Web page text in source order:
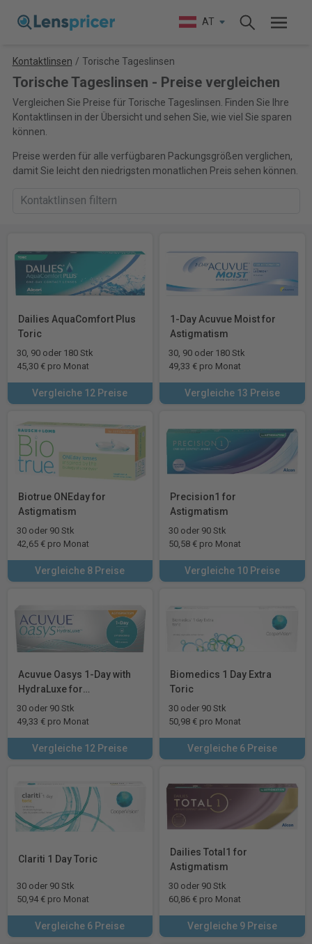
AT
Kontaktlinsen / Torische Tageslinsen
Torische Tageslinsen - Preise vergleichen
Vergleichen Sie Preise für Torische Tageslinsen. Finden Sie Ihre
Kontaktlinsen in der Übersicht und sehen Sie, wie viel Sie sparen
können.
Preise werden für alle verfügbaren Packungsgrößen verglichen,
damit Sie leicht den niedrigsten monatlichen Preis sehen können.
Dailies AquaComfort Plus
Toric
30, 90 oder 180 Stk
45,30 € pro Monat
Vergleiche 12 Preise
1-Day Acuvue Moist for
Astigmatism
30, 90 oder 180 Stk
49,33 € pro Monat
Vergleiche 13 Preise
Biotrue ONEday for
Astigmatism
30 oder 90 Stk
42,65 € pro Monat
Vergleiche 8 Preise
Precision1 for
Astigmatism
30 oder 90 Stk
50,58 € pro Monat
Vergleiche 10 Preise
Acuvue Oasys 1-Day with
HydraLuxe for
Astigmatism
30 oder 90 Stk
49,33 € pro Monat
Vergleiche 12 Preise
Biomedics 1 Day Extra
Toric
30 oder 90 Stk
50,98 € pro Monat
Vergleiche 6 Preise
Clariti 1 Day Toric
30 oder 90 Stk
50,94 € pro Monat
Vergleiche 6 Preise
Dailies Total1 for
Astigmatism
30 oder 90 Stk
60,86 € pro Monat
Vergleiche 9 Preise